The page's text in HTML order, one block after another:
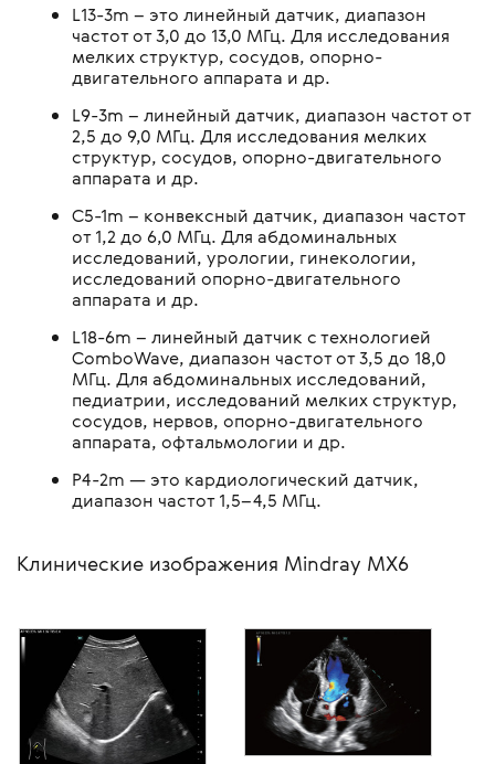
L13-3m – это линейный датчик, диапазон
частот от 3,0 до 13,0 МГц. Для исследования
мелких структур, сосудов, опорно-
двигательного аппарата и др.
L9-3m – линейный датчик, диапазон частот от
2,5 до 9,0 МГц. Для исследования мелких
структур, сосудов, опорно-двигательного
аппарата и др.
C5-1m – конвексный датчик, диапазон частот
от 1,2 до 6,0 МГц. Для абдоминальных
исследований, урологии, гинекологии,
исследований опорно-двигательного
аппарата и др.
L18-6m – линейный датчик с технологией
ComboWave, диапазон частот от 3,5 до 18,0
МГц. Для абдоминальных исследований,
педиатрии, исследований мелких структур,
сосудов, нервов, опорно-двигательного
аппарата, офтальмологии и др.
P4-2m — это кардиологический датчик,
диапазон частот 1,5–4,5 МГц.
Клинические изображения Mindray MX6